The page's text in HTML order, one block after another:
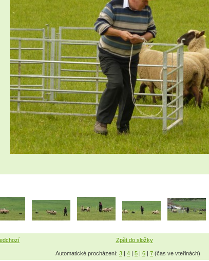
Zpět do složky
Automatické procházení: 3 | 4 | 5 | 6 | 7 (čas ve vteřinách)